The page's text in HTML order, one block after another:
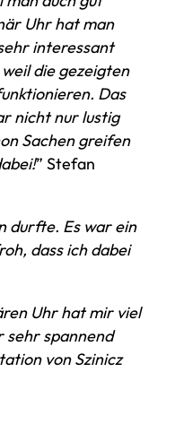
Uhr hat man
interessant
die gezeigten
Das
nicht nur lustig
Sachen greifen
” Stefan
durfte. Es war ein
dass ich dabei
Uhr hat mir viel
sehr spannend
von Szinicz